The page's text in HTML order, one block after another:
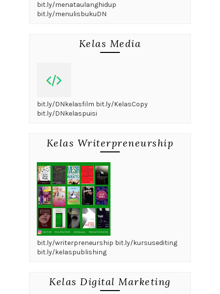
bit.ly/menataulanghidup
bit.ly/menulisbukuDN
Kelas Media
bit.ly/DNkelasfilm bit.ly/KelasCopy
bit.ly/DNkelaspuisi
Kelas Writerpreneurship
bit.ly/writerpreneurship bit.ly/kursusediting
bit.ly/kelaspublishing
Kelas Digital Marketing